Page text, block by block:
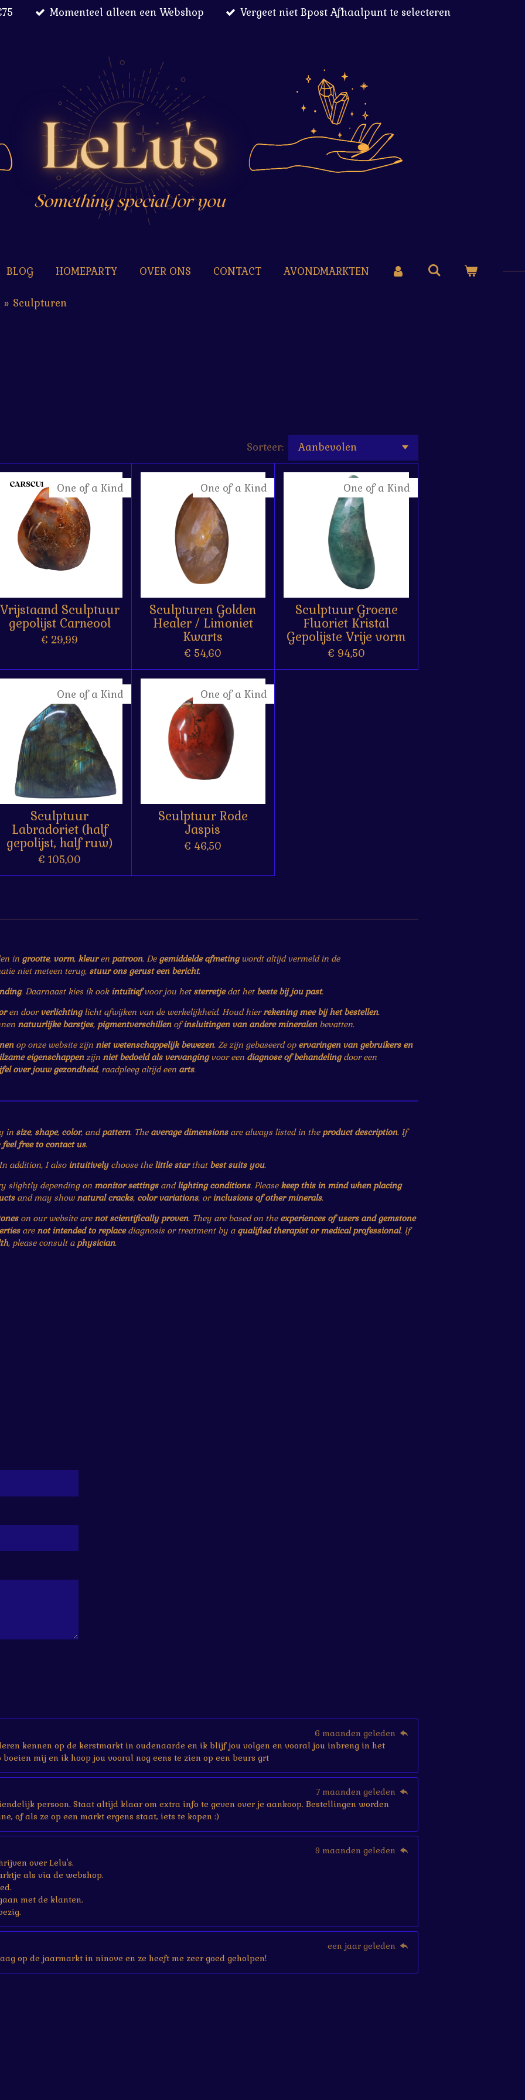
Momenteel alleen een Webshop Vergeet niet Bpost Afhaalpunt te selecteren
BLOG HOMEPARTY OVER ONS CONTACT AVONDMARKTEN
» Sculpturen
Sorteer:
One of a Kind
Vrijstaand Sculptuur
gepolijst Carneool
€ 29,99
One of a Kind
Sculpturen Golden
Healer / Limoniet
Kwarts
€ 54,60
One of a Kind
Sculptuur Groene
Fluoriet Kristal
Gepolijste Vrije vorm
€ 94,50
One of a Kind
Sculptuur
Labradoriet (half
gepolijst, half ruw)
€ 105,00
One of a Kind
Sculptuur Rode
Jaspis
€ 46,50
in grootte, vorm, kleuren patroon. De gemiddelde afmetingwordt altijd vermeld in de
niet meteen terug, stuur ons gerust een bericht.
. Daarnaast kies ik ook intuïtiefvoor jou het sterretjedat het beste bij jou past.
en doorverlichtinglicht afwijken van de werkelijkheid. Houd hierrekening mee bij het bestellen.
natuurlijke barstjes, pigmentverschillenofinsluitingen van andere mineralenbevatten.
op onze website zijn niet wetenschappelijk bewezen. Ze zijn gebaseerd op ervaringen van gebruikers en
eigenschappenzijn niet bedoeld als vervangingvoor een diagnose of behandelingdoor een
over jouw gezondheid, raadpleeg altijd een arts.
in size, shape, color, andpattern. The average dimensionsare always listed in the product description. If
feel free to contact us.
addition, I also intuitivelychoose the little starthat best suits you.
slightly depending on monitor settingsandlighting conditions. Pleasekeep this in mind when placing
and may shownatural cracks, color variations, orinclusions of other minerals.
on our website arenot scientifically proven. They are based on the experiences of users and gemstone
arenot intended to replacediagnosis or treatment by a qualified therapist or medical professional. If
, please consult a physician.
6 maanden geleden
kennen op de kerstmarkt in oudenaarde en ik blijf jou volgen en vooral jou inbreng in het
mij en ik hoop jou vooral nog eens te zien op een beurs grt
7 maanden geleden
persoon. Staat altijd klaar om extra info te geven over je aankoop. Bestellingen worden
of als ze op een markt ergens staat, iets te kopen :)
9 maanden geleden
over Lelu's.
als via de webshop.
met de klanten.
een jaar geleden
op de jaarmarkt in ninove en ze heeft me zeer goed geholpen!